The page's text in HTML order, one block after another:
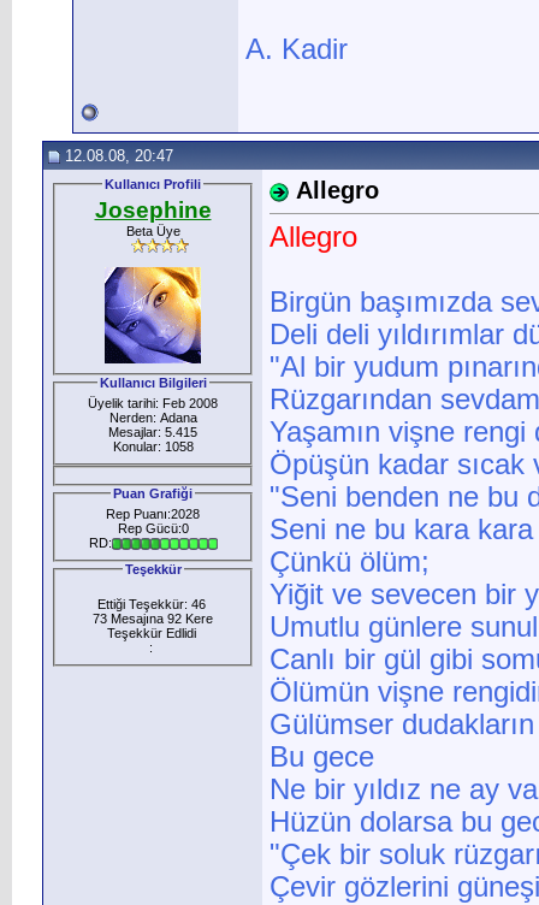
A. Kadir
12.08.08, 20:47
Kullanıcı Profili
Josephine
Beta Üye
Kullanıcı Bilgileri
Üyelik tarihi: Feb 2008
Nerden: Adana
Mesajlar: 5.415
Konular: 1058
Puan Grafiği
Rep Puanı:2028
Rep Gücü:0
RD:
Teşekkür
Ettiği Teşekkür: 46
73 Mesajına 92 Kere
Teşekkür Edlidi
:
Allegro
Allegro
Birgün başımızda
Deli deli yıldırımlar
"Al bir yudum
Rüzgarından
Yaşamın vişne rengi
Öpüşün kadar sıcak
"Seni benden ne bu
Seni ne bu kara
Çünkü ölüm;
Yiğit ve sevecen bir
Umutlu günlere
Canlı bir gül gibi
Ölümün vişne
Gülümser
Bu gece
Ne bir yıldız ne ay
Hüzün dolarsa bu
"Çek bir soluk
Çevir gözlerini